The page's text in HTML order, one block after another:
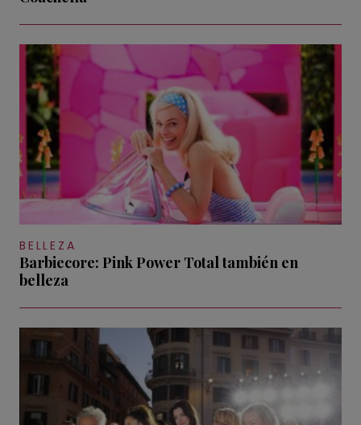
BELLEZA
Barbiecore: Pink Power Total también en
belleza